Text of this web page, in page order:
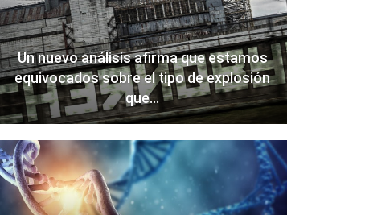
Un nuevo análisis afirma que estamos
equivocados sobre el tipo de explosión
que…